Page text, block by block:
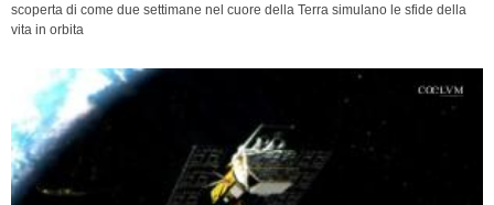
scoperta di come due settimane nel cuore della Terra simulano le sfide della
vita in orbita